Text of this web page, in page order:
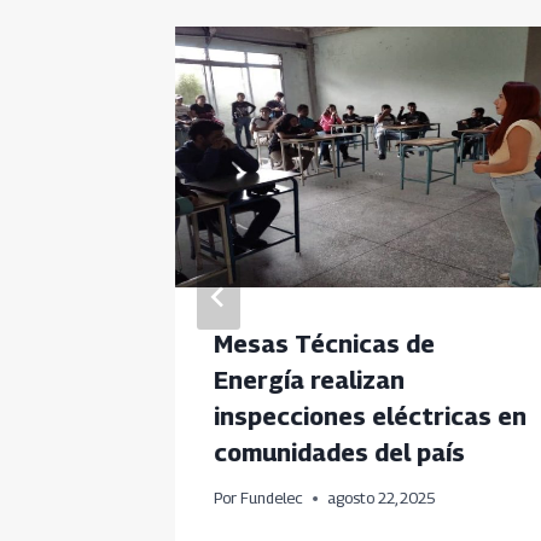
Mesas Técnicas de
Energía realizan
inspecciones eléctricas en
comunidades del país
Por Fundelec agosto 22, 2025